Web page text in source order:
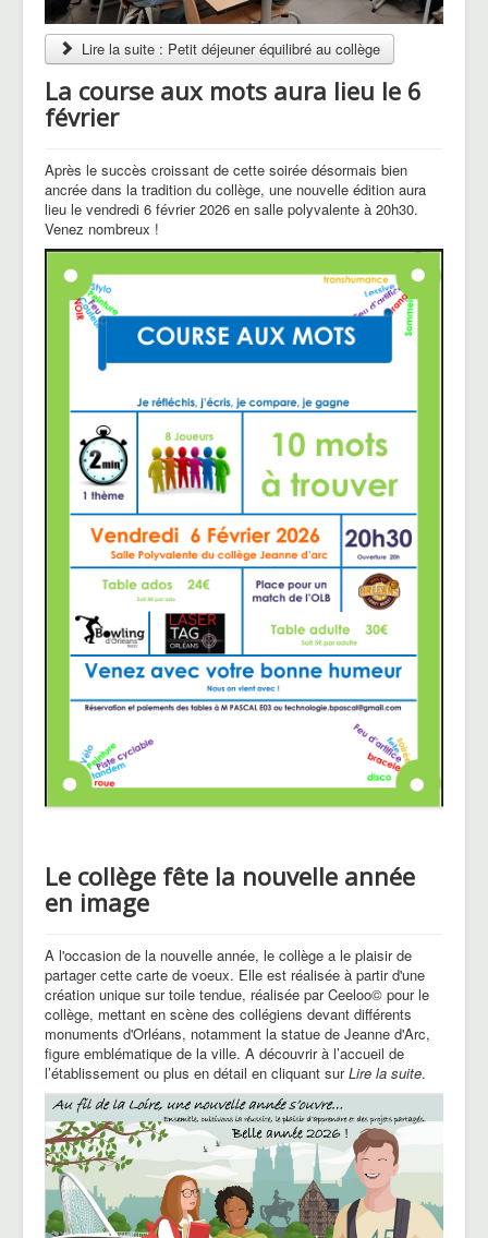
Lire la suite : Petit déjeuner équilibré au collège
La course aux mots aura lieu le 6
février
Après le succès croissant de cette soirée désormais bien
ancrée dans la tradition du collège, une nouvelle édition aura
lieu le vendredi 6 février 2026 en salle polyvalente à 20h30.
Venez nombreux !
Le collège fête la nouvelle année
en image
A l'occasion de la nouvelle année, le collège a le plaisir de
partager cette carte de voeux. Elle est réalisée à partir d'une
création unique sur toile tendue, réalisée par Ceeloo© pour le
collège, mettant en scène des collégiens devant différents
monuments d'Orléans, notamment la statue de Jeanne d'Arc,
figure emblématique de la ville. A découvrir à l’accueil de
l’établissement ou plus en détail en cliquant surLire la suite.